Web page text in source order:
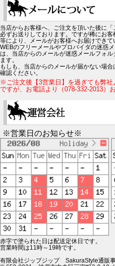
当店からお客様へ、ご注文を頂いた後に
必ずお送りしております。ですが稀にお
等により、メールがお客様へお届けできて
WEBのフリーメールやプロバイダの迷惑
は、当店からのメールが迷惑メールフォ
ます。
もしも、当店からのメールが届かない場
確認ください。
※ご注文後【3営業日】を過ぎても弊
ですが、お電話より（078-332-2013）
※営業日のお知らせ※
赤字で塗られた日は配送定休日です。
営業時間は11時～19時です。
有限会社ジップジップ SakuraStyle通販